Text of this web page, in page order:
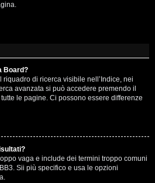
Board?
di ricerca visibile nell’Indice, nei
avanzata si può accedere premendo il
le pagine. Ci possono essere differenze
vaga e include dei termini troppo comuni
Sii più specifico e usa le opzioni